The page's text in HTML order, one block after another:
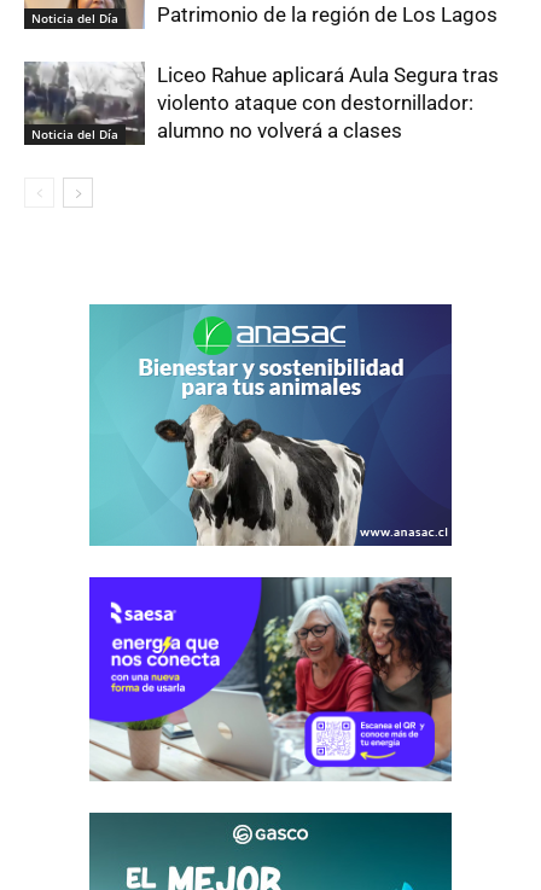
Noticia del Día
Patrimonio de la región de Los Lagos
Noticia del Día
Liceo Rahue aplicará Aula Segura tras
violento ataque con destornillador:
alumno no volverá a clases